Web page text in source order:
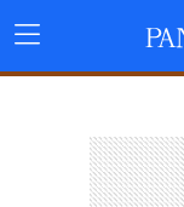
Menu
Principal